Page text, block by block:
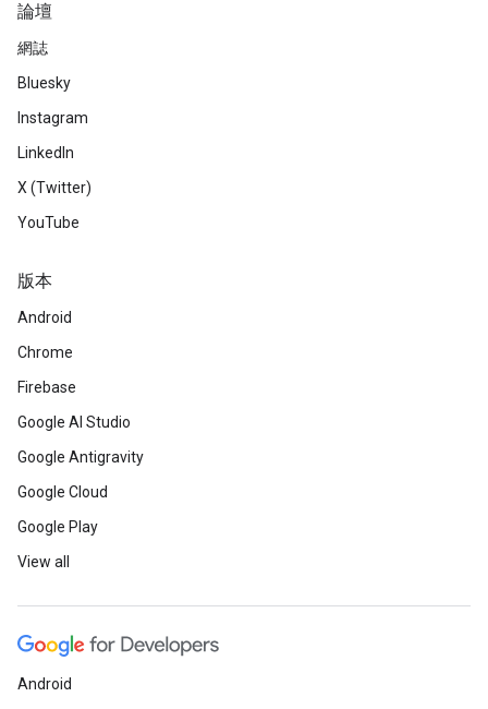
論壇
網誌
Bluesky
Instagram
LinkedIn
X (Twitter)
YouTube
版本
Android
Chrome
Firebase
Google AI Studio
Google Antigravity
Google Cloud
Google Play
View all
Android